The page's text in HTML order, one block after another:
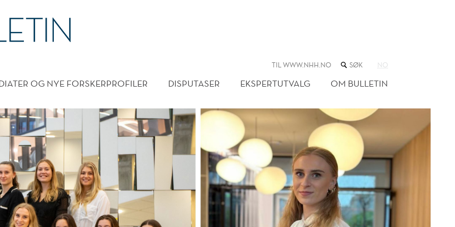
TIL WWW.NHH.NO SØK
NETTSTEDET
NO
OG NYE FORSKERPROFILER DISPUTASER EKSPERTUTVALG OM BULLETIN